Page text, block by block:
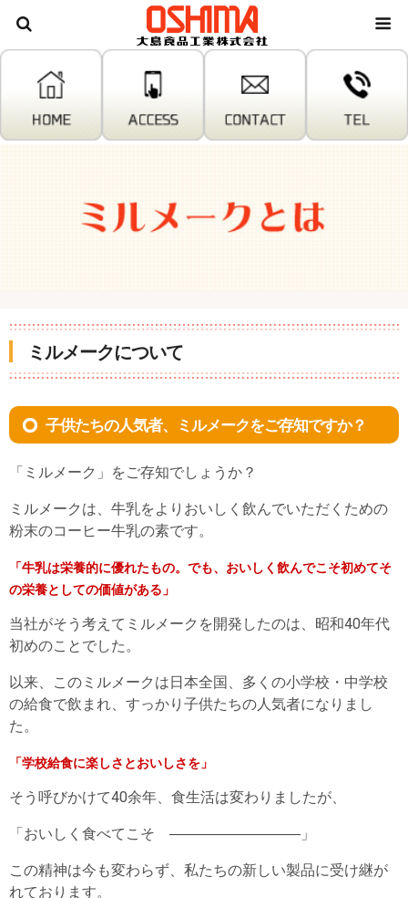
大島食
ミルメークについて
子供たちの人気者、ミルメークをご存知ですか？
「ミルメーク」をご存知でしょうか？
ミルメークは、牛乳をよりおいしく飲んでいただくための
粉末のコーヒー牛乳の素です。
「牛乳は栄養的に優れたもの。でも、おいしく飲んでこそ初めてそ
の栄養としての価値がある」
当社がそう考えてミルメークを開発したのは、昭和40年代
初めのことでした。
以来、このミルメークは日本全国、多くの小学校・中学校
の給食で飲まれ、すっかり子供たちの人気者になりまし
た。
「学校給食に楽しさとおいしさを」
そう呼びかけて40余年、食生活は変わりましたが、
「おいしく食べてこそ ―――――――――」
この精神は今も変わらず、私たちの新しい製品に受け継が
れております。